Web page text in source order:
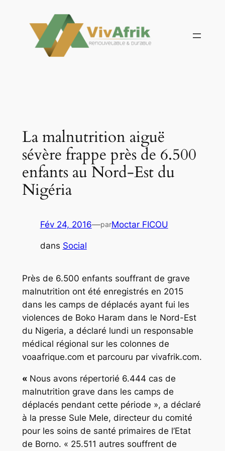
contenu
La malnutrition aiguë
sévère frappe près de 6.500
enfants au Nord-Est du
Nigéria
Fév 24, 2016—parMoctar FICOU
dans Social
Près de 6.500 enfants souffrant de grave
malnutrition ont été enregistrés en 2015
dans les camps de déplacés ayant fui les
violences de Boko Haram dans le Nord-Est
du Nigeria, a déclaré lundi un responsable
médical régional sur les colonnes de
voaafrique.com et parcouru par vivafrik.com.
« Nous avons répertorié 6.444 cas de
malnutrition grave dans les camps de
déplacés pendant cette période », a déclaré
à la presse Sule Mele, directeur du comité
pour les soins de santé primaires de l’Etat
de Borno. « 25.511 autres souffrent de